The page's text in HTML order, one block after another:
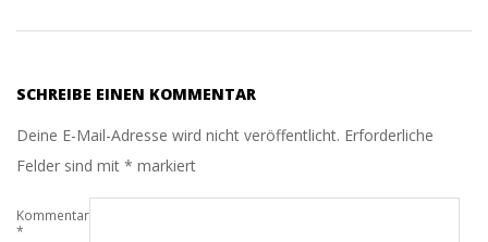
SCHREIBE EINEN KOMMENTAR
Deine E-Mail-Adresse wird nicht veröffentlicht. Erforderliche
Felder sind mit * markiert
Kommentar
*